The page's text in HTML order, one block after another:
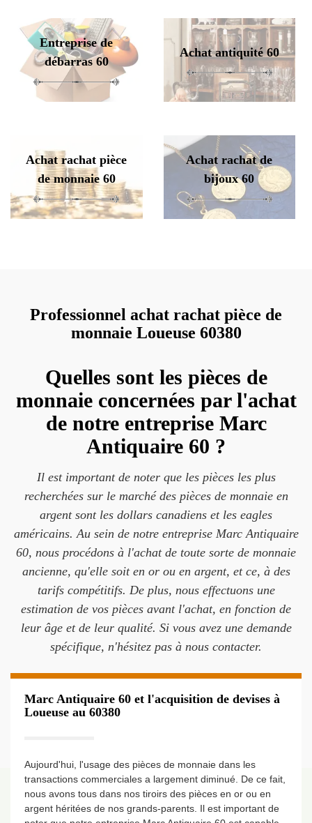
Entreprise de
débarras 60
Achat antiquité 60
Achat rachat pièce
de monnaie 60
Achat rachat de
bijoux 60
Professionnel achat rachat pièce de
monnaie Loueuse 60380
Quelles sont les pièces de
monnaie concernées par l'achat
de notre entreprise Marc
Antiquaire 60 ?
Il est important de noter que les pièces les plus
recherchées sur le marché des pièces de monnaie en
argent sont les dollars canadiens et les eagles
américains. Au sein de notre entreprise Marc Antiquaire
60, nous procédons à l'achat de toute sorte de monnaie
ancienne, qu'elle soit en or ou en argent, et ce, à des
tarifs compétitifs. De plus, nous effectuons une
estimation de vos pièces avant l'achat, en fonction de
leur âge et de leur qualité. Si vous avez une demande
spécifique, n'hésitez pas à nous contacter.
Marc Antiquaire 60 et l'acquisition de devises à
Loueuse au 60380
Aujourd'hui, l'usage des pièces de monnaie dans les
transactions commerciales a largement diminué. De ce fait,
nous avons tous dans nos tiroirs des pièces en or ou en
argent héritées de nos grands-parents. Il est important de